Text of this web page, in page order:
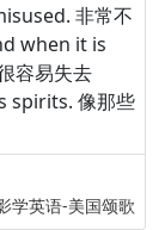
非常不
when it is
容易失去
spirits. 像那些
学英语-美国颂歌